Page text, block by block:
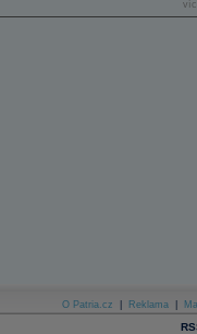
O Patria.cz Reklama